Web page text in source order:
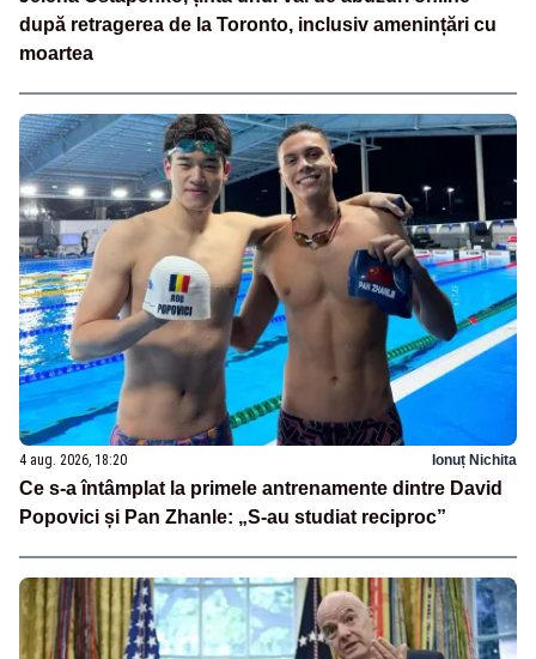
după retragerea de la Toronto, inclusiv amenințări cu
moartea
4 aug. 2026, 18:20 Ionuț Nichita
Ce s-a întâmplat la primele antrenamente dintre David
Popovici și Pan Zhanle: „S-au studiat reciproc”